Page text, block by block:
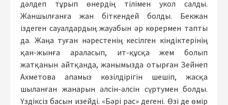
дәлдеп тұрып өнердің тілімен укол салды.
Жаншылғанға жан біткендей болды. Бекжан
іздеген сауалдардың жауабын әр көрермен тапты
да. Жаңа туған нәрестенің кесілген кіндіктерінің
қан-жынға араласып, ит-құсқа жем болып
жатқанын айтқанда, жанымызда отырған Зейнеп
Ахметова апамыз көзілдірігін шешіп, жасқа
шыланған жанарын әлсін-әлсін сүртумен болды.
Үздіксіз басын изейді. «Бәрі рас» дегені. Өзі де өмір